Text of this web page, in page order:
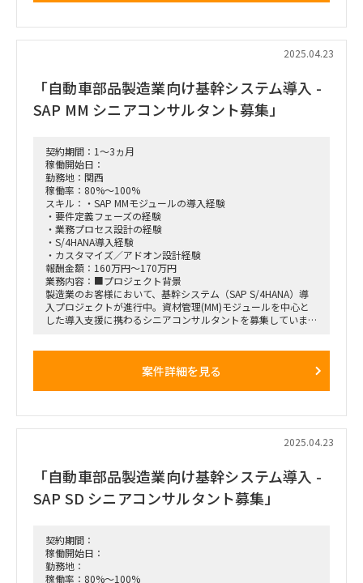
2025年5月下旬から3か月を予定
■勤務
2025.04.23
「自動車部品製造業向け基幹システム導入 -
SAP MM シニアコンサルタント募集」
契約期間：1～3ヵ月
稼働開始日：
勤務地：関西
稼働率：80%～100%
スキル：・SAP MMモジュールの導入経験
・要件定義フェーズの経験
・業務プロセス設計の経験
・S/4HANA導入経験
・カスタマイズ／アドオン設計経験
報酬金額：160万円～170万円
業務内容：■プロジェクト背景
製造業のお客様において、基幹システム（SAP S/4HANA）導
入プロジェクトが進行中。資材管理(MM)モジュールを中心と
した導入支援に携わるシニアコンサルタントを募集していま
即日〜2026年7月（本番稼働）
■勤務形態:
■英語スキル:
不要
案件詳細を見る
2025.04.23
「自動車部品製造業向け基幹システム導入 -
SAP SD シニアコンサルタント募集」
契約期間：
稼働開始日：
勤務地：
稼働率：80%～100%